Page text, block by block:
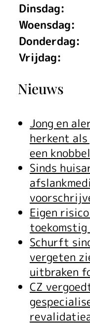
Dinsdag:
Woensdag:
Donderdag:
Vrijdag:
Nieuws
Jong en
herkent
een
Sinds
Eigen
toekomstig
Schurft
vergeten
uitbraken
CZ